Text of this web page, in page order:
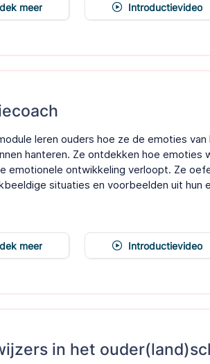
meer Introductievideo
leren ouders hoe ze de emoties van
hanteren. Ze ontdekken hoe emoties
emotionele ontwikkeling verloopt. Ze
situaties en voorbeelden uit hun
meer Introductievideo
in het